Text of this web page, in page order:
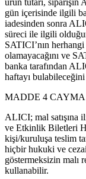
ürün tutarı, siparişin
gün içerisinde ilgili
iadesinden sonra
süreci ile ilgili
SATICI’nın
olamayacağını ve
banka tarafından
haftayı
MADDE 4
ALICI; mal satışına
ve Etkinlik Biletleri
kişi/kuruluşa teslim
hiçbir hukuki ve
göstermeksizin malı
kullanabilir.